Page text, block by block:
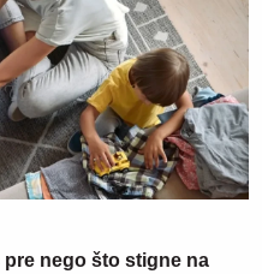
nego što stigne na